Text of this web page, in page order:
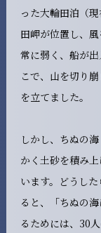
った大輪田泊（
田岬が位置し、
常に弱く、船が
こで、山を切り
を立てました。
しかし、ちぬの
かく土砂を積み
います。どうし
ると、「ちぬの
るためには、30